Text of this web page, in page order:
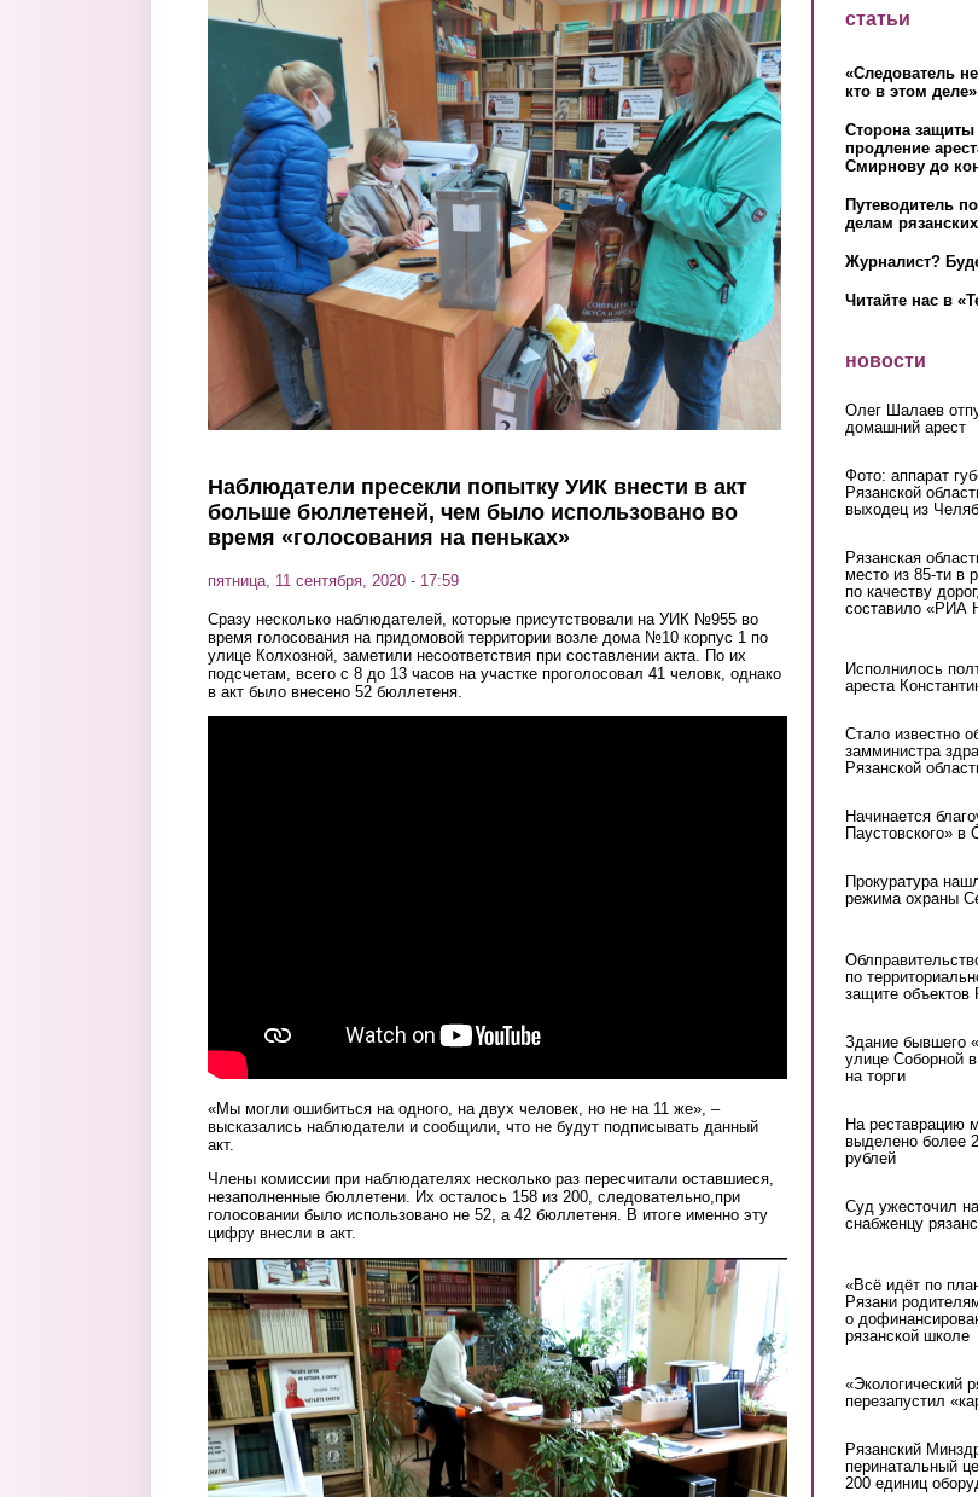
Наблюдатели пресекли попытку УИК внести в акт
больше бюллетеней, чем было использовано во
время «голосования на пеньках»
пятница, 11 сентября, 2020 - 17:59
Сразу несколько наблюдателей, которые присутствовали на УИК №955 во
время голосования на придомовой территории возле дома №10 корпус 1 по
улице Колхозной, заметили несоответствия при составлении акта. По их
подсчетам, всего с 8 до 13 часов на участке проголосовал 41 человк, однако
в акт было внесено 52 бюллетеня.
«Мы могли ошибиться на одного, на двух человек, но не на 11 же», –
высказались наблюдатели и сообщили, что не будут подписывать данный
акт.
Члены комиссии при наблюдателях несколько раз пересчитали оставшиеся,
незаполненные бюллетени. Их осталось 158 из 200, следовательно,при
голосовании было использовано не 52, а 42 бюллетеня. В итоге именно эту
цифру внесли в акт.
41_byulleten2.png
статьи
«Следователь
кто в этом деле»
Сторона
продление
Смирнову до
Путеводитель
делам
Журналист?
Читайте нас в
новости
Олег Шалаев
домашний арест
Фото: аппарат
Рязанской
выходец из
Рязанская
место из 85-ти в
по качеству
составило «РИА
Исполнилось
ареста
Стало известно
замминистра
Рязанской
Начинается
Паустовского» в
Прокуратура
режима охраны
по
защите объектов
Здание бывшего
улице Соборной
на торги
На реставрацию
выделено более
рублей
Суд ужесточил
снабженцу
«Всё идёт по
Рязани
о
рязанской школе
«Экологический
перезапустил
Рязанский
перинатальный
200 единиц